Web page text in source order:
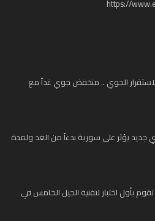
https://
الجوي .. منخفض جوي غداً مع
على سورية بدءاً من الغد ولمدة
اختبار لتقنية الجيل الخامس في